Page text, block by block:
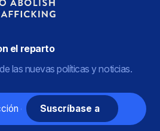
el reparto
las nuevas políticas y noticias.